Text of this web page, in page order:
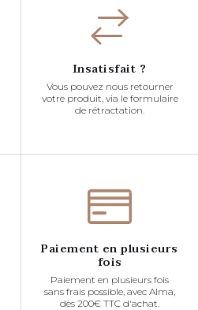
Insatisfait ?
Vous pouvez nous retourner
votre produit, via le formulaire
de rétractation.
Paiement en plusieurs
fois
Paiement en plusieurs fois
sans frais possible, avec Alma,
dès 200€ TTC d'achat.